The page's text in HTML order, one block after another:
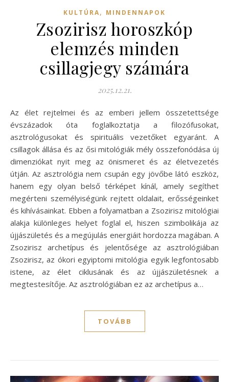
KULTÚRA, MINDENNAPOK
Zsozirisz horoszkóp
elemzés minden
csillagjegy számára
2025.12.21.
Az élet rejtelmei és az emberi jellem összetettsége
évszázadok óta foglalkoztatja a filozófusokat,
asztrológusokat és spirituális vezetőket egyaránt. A
csillagok állása és az ősi mitológiák mély összefonódása új
dimenziókat nyit meg az önismeret és az életvezetés
útján. Az asztrológia nem csupán egy jövőbe látó eszköz,
hanem egy olyan belső térképet kínál, amely segíthet
megérteni személyiségünk rejtett oldalait, erősségeinket
és kihívásainkat. Ebben a folyamatban a Zsozirisz mitológiai
alakja különleges helyet foglal el, hiszen szimbolikája az
újjászületés és a megújulás energiáit hordozza magában. A
Zsozirisz archetípus és jelentősége az asztrológiában
Zsozirisz, az ókori egyiptomi mitológia egyik legfontosabb
istene, az élet ciklusának és az újjászületésnek a
megtestesítője. Az asztrológiában ez az archetípus a…
TOVÁBB